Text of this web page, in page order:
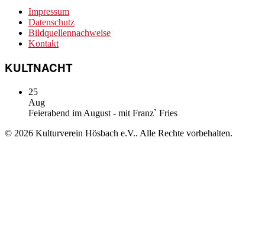
Impressum
Datenschutz
Bildquellennachweise
Kontakt
KULTNACHT
25
Aug
Feierabend im August - mit Franz` Fries
© 2026 Kulturverein Hösbach e.V.. Alle Rechte vorbehalten.